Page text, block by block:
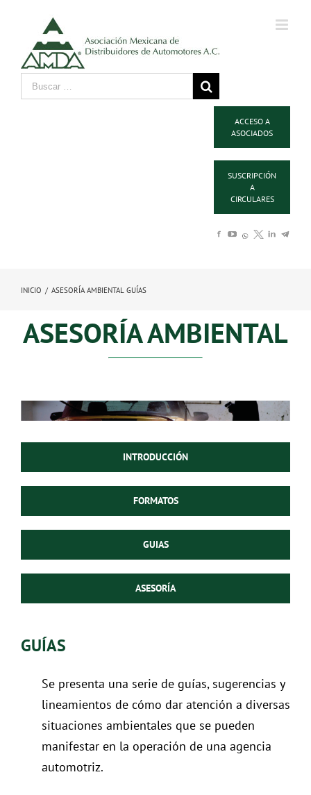
ACCESO A
ASOCIADOS
SUSCRIPCIÓN
A
CIRCULARES
INICIO / ASESORÍA AMBIENTAL GUÍAS
ASESORÍA AMBIENTAL
INTRODUCCIÓN
FORMATOS
GUIAS
ASESORÍA
GUÍAS
Se presenta una serie de guías, sugerencias y
lineamientos de cómo dar atención a diversas
situaciones ambientales que se pueden
manifestar en la operación de una agencia
automotriz.